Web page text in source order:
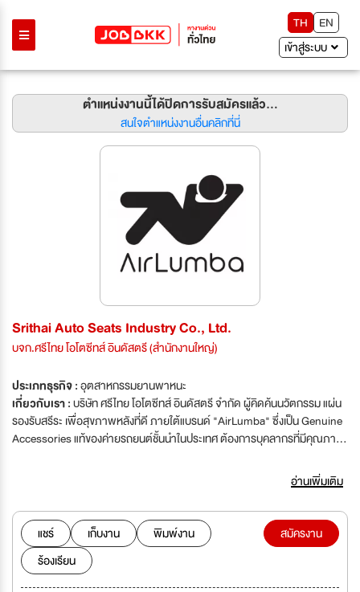
TH
EN
เข้าสู่ระบบ
ตำแหน่งงานนี้ได้ปิดการรับสมัครแล้ว...
สนใจตำแหน่งงานอื่นคลิกที่นี่
Srithai Auto Seats Industry Co., Ltd.
บจก.ศรีไทย โอโตซีทส์ อินดัสตรี (สำนักงานใหญ่)
ประเภทธุรกิจ :อุตสาหกรรมยานพาหนะ
เกี่ยวกับเรา :บริษัท ศรีไทย โอโตซีทส์ อินดัสตรี จำกัด ผู้คิดค้นนวัตกรรม แผ่น
รองรับสรีระ เพื่อสุขภาพหลังที่ดี ภายใต้แบรนด์ "AirLumba" ซึ่งเป็น Genuine
Accessories แท้ของค่ายรถยนต์ชั้นนำในประเทศ ต้องการบุคลากรที่มีคุณภาพ
มั่นคง ถ้าคุณคือคนมีคุณภาพ และพร้อมจะร่วมงานเป็นส่วนหนึ่งในองค์กร
อ่านเพิ่มเติม
แชร์ เก็บงาน
พิมพ์งาน
ร้องเรียน
สมัครงาน